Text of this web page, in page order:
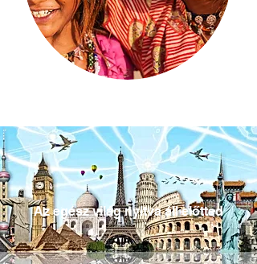
Az egész világ nyitva áll előtted